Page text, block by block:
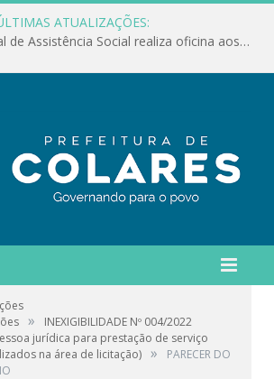
ATUALIZAÇÕES:
Conselho Municipal de Assistência Social realiza oficina aos servidores
»
INEXIGIBILIDADE Nº 004/2022
jurídica para prestação de serviço
na área de licitação) »
PARECER DO